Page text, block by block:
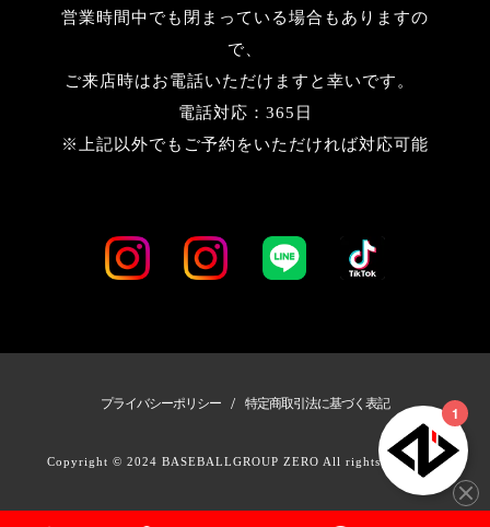
営業時間中でも閉まっている場合もありますの
で、
ご来店時はお電話いただけますと幸いです。
電話対応：365日
※上記以外でもご予約をいただければ対応可能
プライバシーポリシー / 特定商取引法に基づく表記
Copyright © 2024 BASEBALLGROUP ZERO All rights Reserved.